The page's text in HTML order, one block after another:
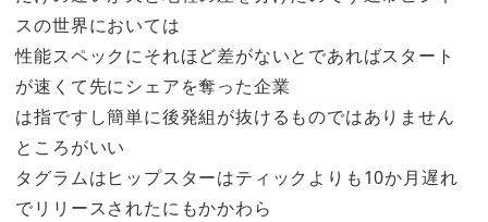
スの世界においては
性能スペックにそれほど差がないとであればスタート
が速くて先にシェアを奪った企業
は指ですし簡単に後発組が抜けるものではありません
ところがいい
タグラムはヒップスターはティックよりも10か月遅れ
でリリースされたにもかかわら